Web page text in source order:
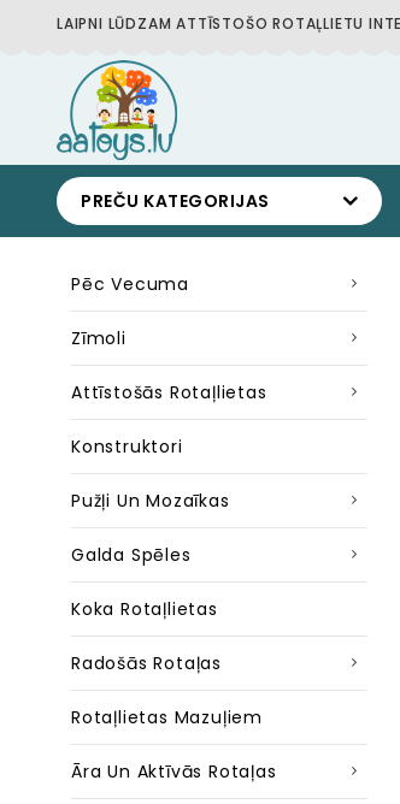
LAIPNI LŪDZAM ATTĪSTOŠO ROTAĻLIETU
PREČU KATEGORIJAS
Pēc Vecuma
Zīmoli
Attīstošās Rotaļlietas
Konstruktori
Pužļi Un Mozaīkas
Galda Spēles
Koka Rotaļlietas
Radošās Rotaļas
Rotaļlietas Mazuļiem
Āra Un Aktīvās Rotaļas